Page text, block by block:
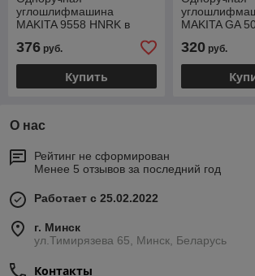
углошлифмашина
MAKITA 9558 HNRK в
125х22 мм, плавный
пуск)
376 руб.
Купить
MAKITA GA
кор.+ 5
(720 Вт,
без регул. об.
320руб.
О нас
Рейтинг не сформирован
Менее 5 отзывов за последний год
Работает с 25.02.2022
г. Минск
ул.Тимирязева 65, Минск, Беларусь
Контакты